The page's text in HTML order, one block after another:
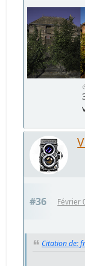
#36 Février
Citation de: